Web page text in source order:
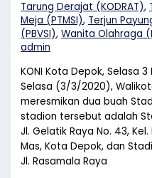
Tarung Derajat (KODRAT),
Meja (PTMSI), Terjun
(PBVSI),Wanita Olahraga
admin
KONI Kota Depok, Selasa
Selasa (3/3/2020),
meresmikan dua buah
stadion tersebut adalah
Jl. Gelatik Raya No. 43,
Mas, Kota Depok, dan
Jl. Rasamala Raya